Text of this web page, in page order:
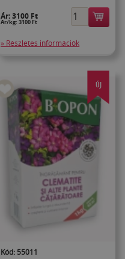
Ár:3100 Ft
Ár/kg: 3100 Ft
» Részletes információk
ÚJ
Kód: 55011